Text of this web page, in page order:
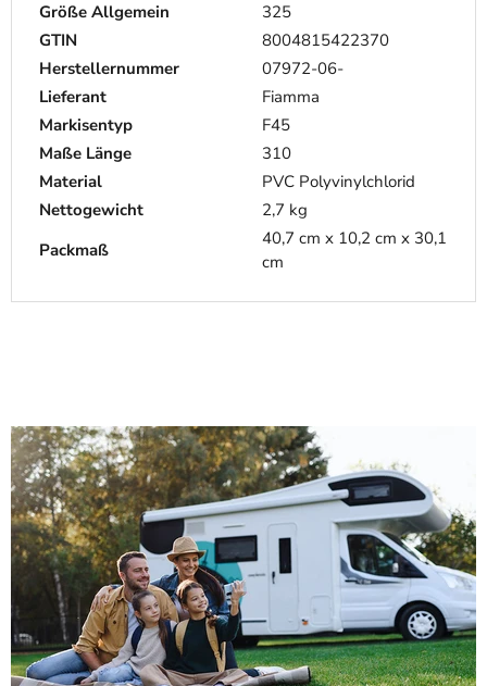
Größe Allgemein
325
GTIN
8004815422370
Herstellernummer
07972-06-
Lieferant
Fiamma
Markisentyp
F45
Maße Länge
310
Material
PVC Polyvinylchlorid
Nettogewicht
2,7 kg
Packmaß
40,7 cm x 10,2 cm x 30,1
cm